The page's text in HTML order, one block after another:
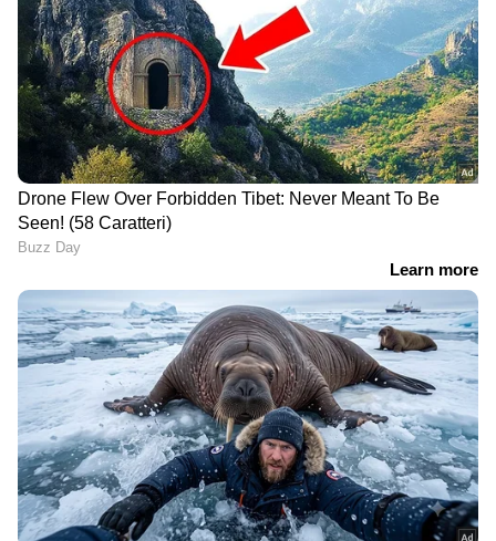
ഏപ്രിൽ 7- 1,09,880 രൂപ
ഏപ്രിൽ 8- 1,12,800 രൂപ
ഏപ്രിൽ 9- 1,11,080 രൂപ| വൈകീട്ട് 1,11,600 രൂപ
ഏപ്രിൽ 10- രാവിലെ 1,12, 200 രൂപ|വൈകീട്ട്
1,11,720 രൂപ
ഏപ്രിൽ 11- രാവിലെ 1,12,080 രൂപ